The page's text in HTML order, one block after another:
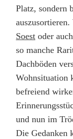
Platz, sondern
Soest oder
so manche
Dachböden
Wohnsituation
befreiend
und nun im
Die Gedanken